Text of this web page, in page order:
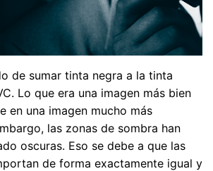
de sumar tinta negra a la tinta
Lo que era una imagen más bien
en una imagen mucho más
las zonas de sombra han
oscuras. Eso se debe a que las
de forma exactamente igual y